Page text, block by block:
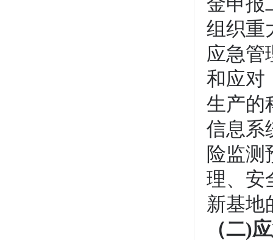
组织重
应急管
和应对
生产的
信息系
险监测
理、安
新基地
（二)